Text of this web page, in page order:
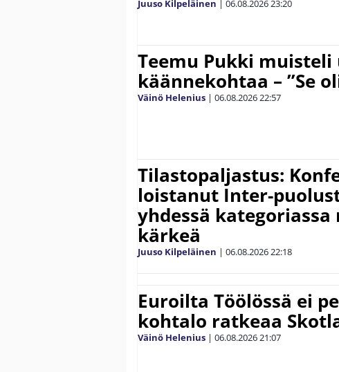
Juuso Kilpeläinen | 06.08.202623:20
Teemu Pukki muisteli
käännekohtaa – ”Se
Väinö Helenius | 06.08.202622:57
Tilastopaljastus:
loistanut Inter-
yhdessä
kärkeä
Juuso Kilpeläinen | 06.08.202622:18
Euroilta Töölössä ei
kohtalo ratkeaa
Väinö Helenius | 06.08.202621:07